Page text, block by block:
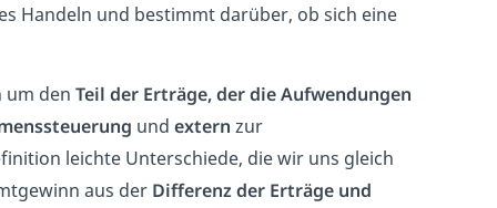
Handeln und bestimmt darüber, ob sich eine
um den Teil der Erträge, der die Aufwendungen
und extern zur
leichte Unterschiede, die wir uns gleich
aus der Differenz der Erträge und